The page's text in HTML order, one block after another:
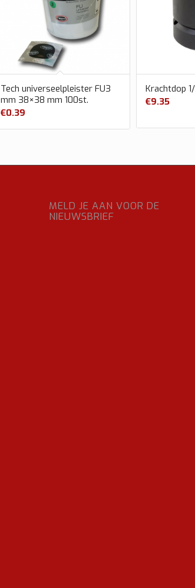
Tech universeelpleister FU3
mm 38×38 mm 100st.
€0.39
Krachtdop
€9.35
MELD JE AAN VOOR DE
NIEUWSBRIEF